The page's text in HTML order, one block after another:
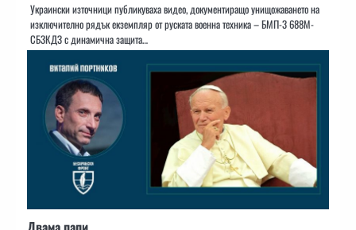
Украински източници публикуваха видео, документиращо унищожаването на
изключително рядък екземпляр от руската военна техника – БМП-3 688М-
СБ3КДЗ с динамична защита…